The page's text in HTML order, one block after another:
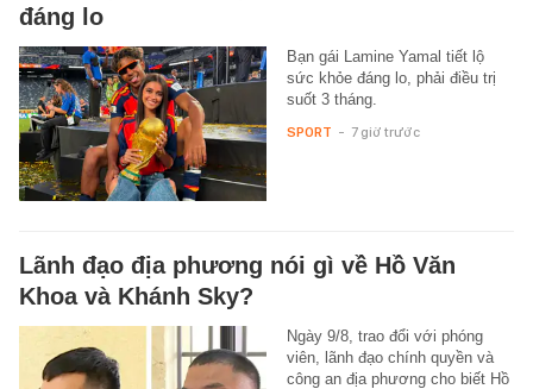
đáng lo
Bạn gái Lamine Yamal tiết lộ
sức khỏe đáng lo, phải điều trị
suốt 3 tháng.
SPORT - 7 giờ trước
Lãnh đạo địa phương nói gì về Hồ Văn
Khoa và Khánh Sky?
Ngày 9/8, trao đổi với phóng
viên, lãnh đạo chính quyền và
công an địa phương cho biết Hồ